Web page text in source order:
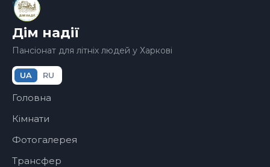
Дім надії
Пансіонат для літніх людей у Харкові
UA RU
Головна
Кімнати
Фотогалерея
Трансфер